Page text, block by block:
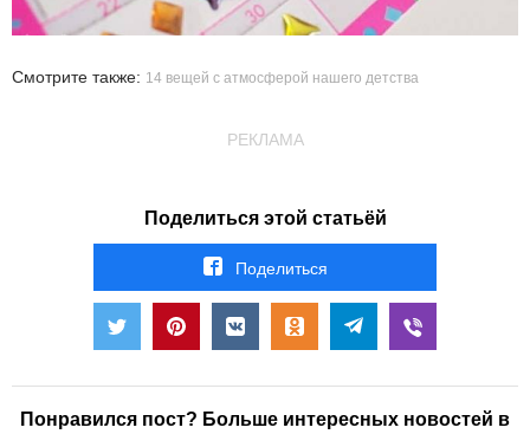
Смотрите также: 14 вещей с атмосферой нашего детства
РЕКЛАМА
Поделиться этой статьёй
Поделиться
Понравился пост? Больше интересных новостей в